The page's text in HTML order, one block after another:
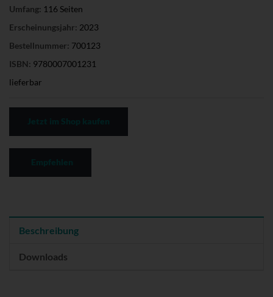
Umfang: 116 Seiten
Erscheinungsjahr: 2023
Bestellnummer: 700123
ISBN: 9780007001231
lieferbar
Beschreibung
Downloads